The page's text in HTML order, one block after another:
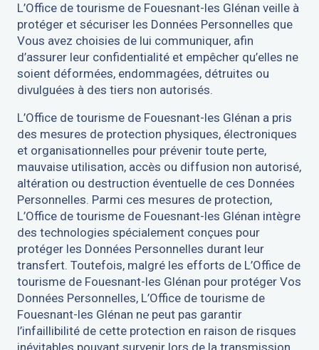
L’Office de tourisme de Fouesnant-les Glénan veille à
protéger et sécuriser les Données Personnelles que
Vous avez choisies de lui communiquer, afin
d’assurer leur confidentialité et empêcher qu’elles ne
soient déformées, endommagées, détruites ou
divulguées à des tiers non autorisés.
L’Office de tourisme de Fouesnant-les Glénan a pris
des mesures de protection physiques, électroniques
et organisationnelles pour prévenir toute perte,
mauvaise utilisation, accès ou diffusion non autorisé,
altération ou destruction éventuelle de ces Données
Personnelles. Parmi ces mesures de protection,
L’Office de tourisme de Fouesnant-les Glénan intègre
des technologies spécialement conçues pour
protéger les Données Personnelles durant leur
transfert. Toutefois, malgré les efforts de L’Office de
tourisme de Fouesnant-les Glénan pour protéger Vos
Données Personnelles, L’Office de tourisme de
Fouesnant-les Glénan ne peut pas garantir
l’infaillibilité de cette protection en raison de risques
inévitables pouvant survenir lors de la transmission